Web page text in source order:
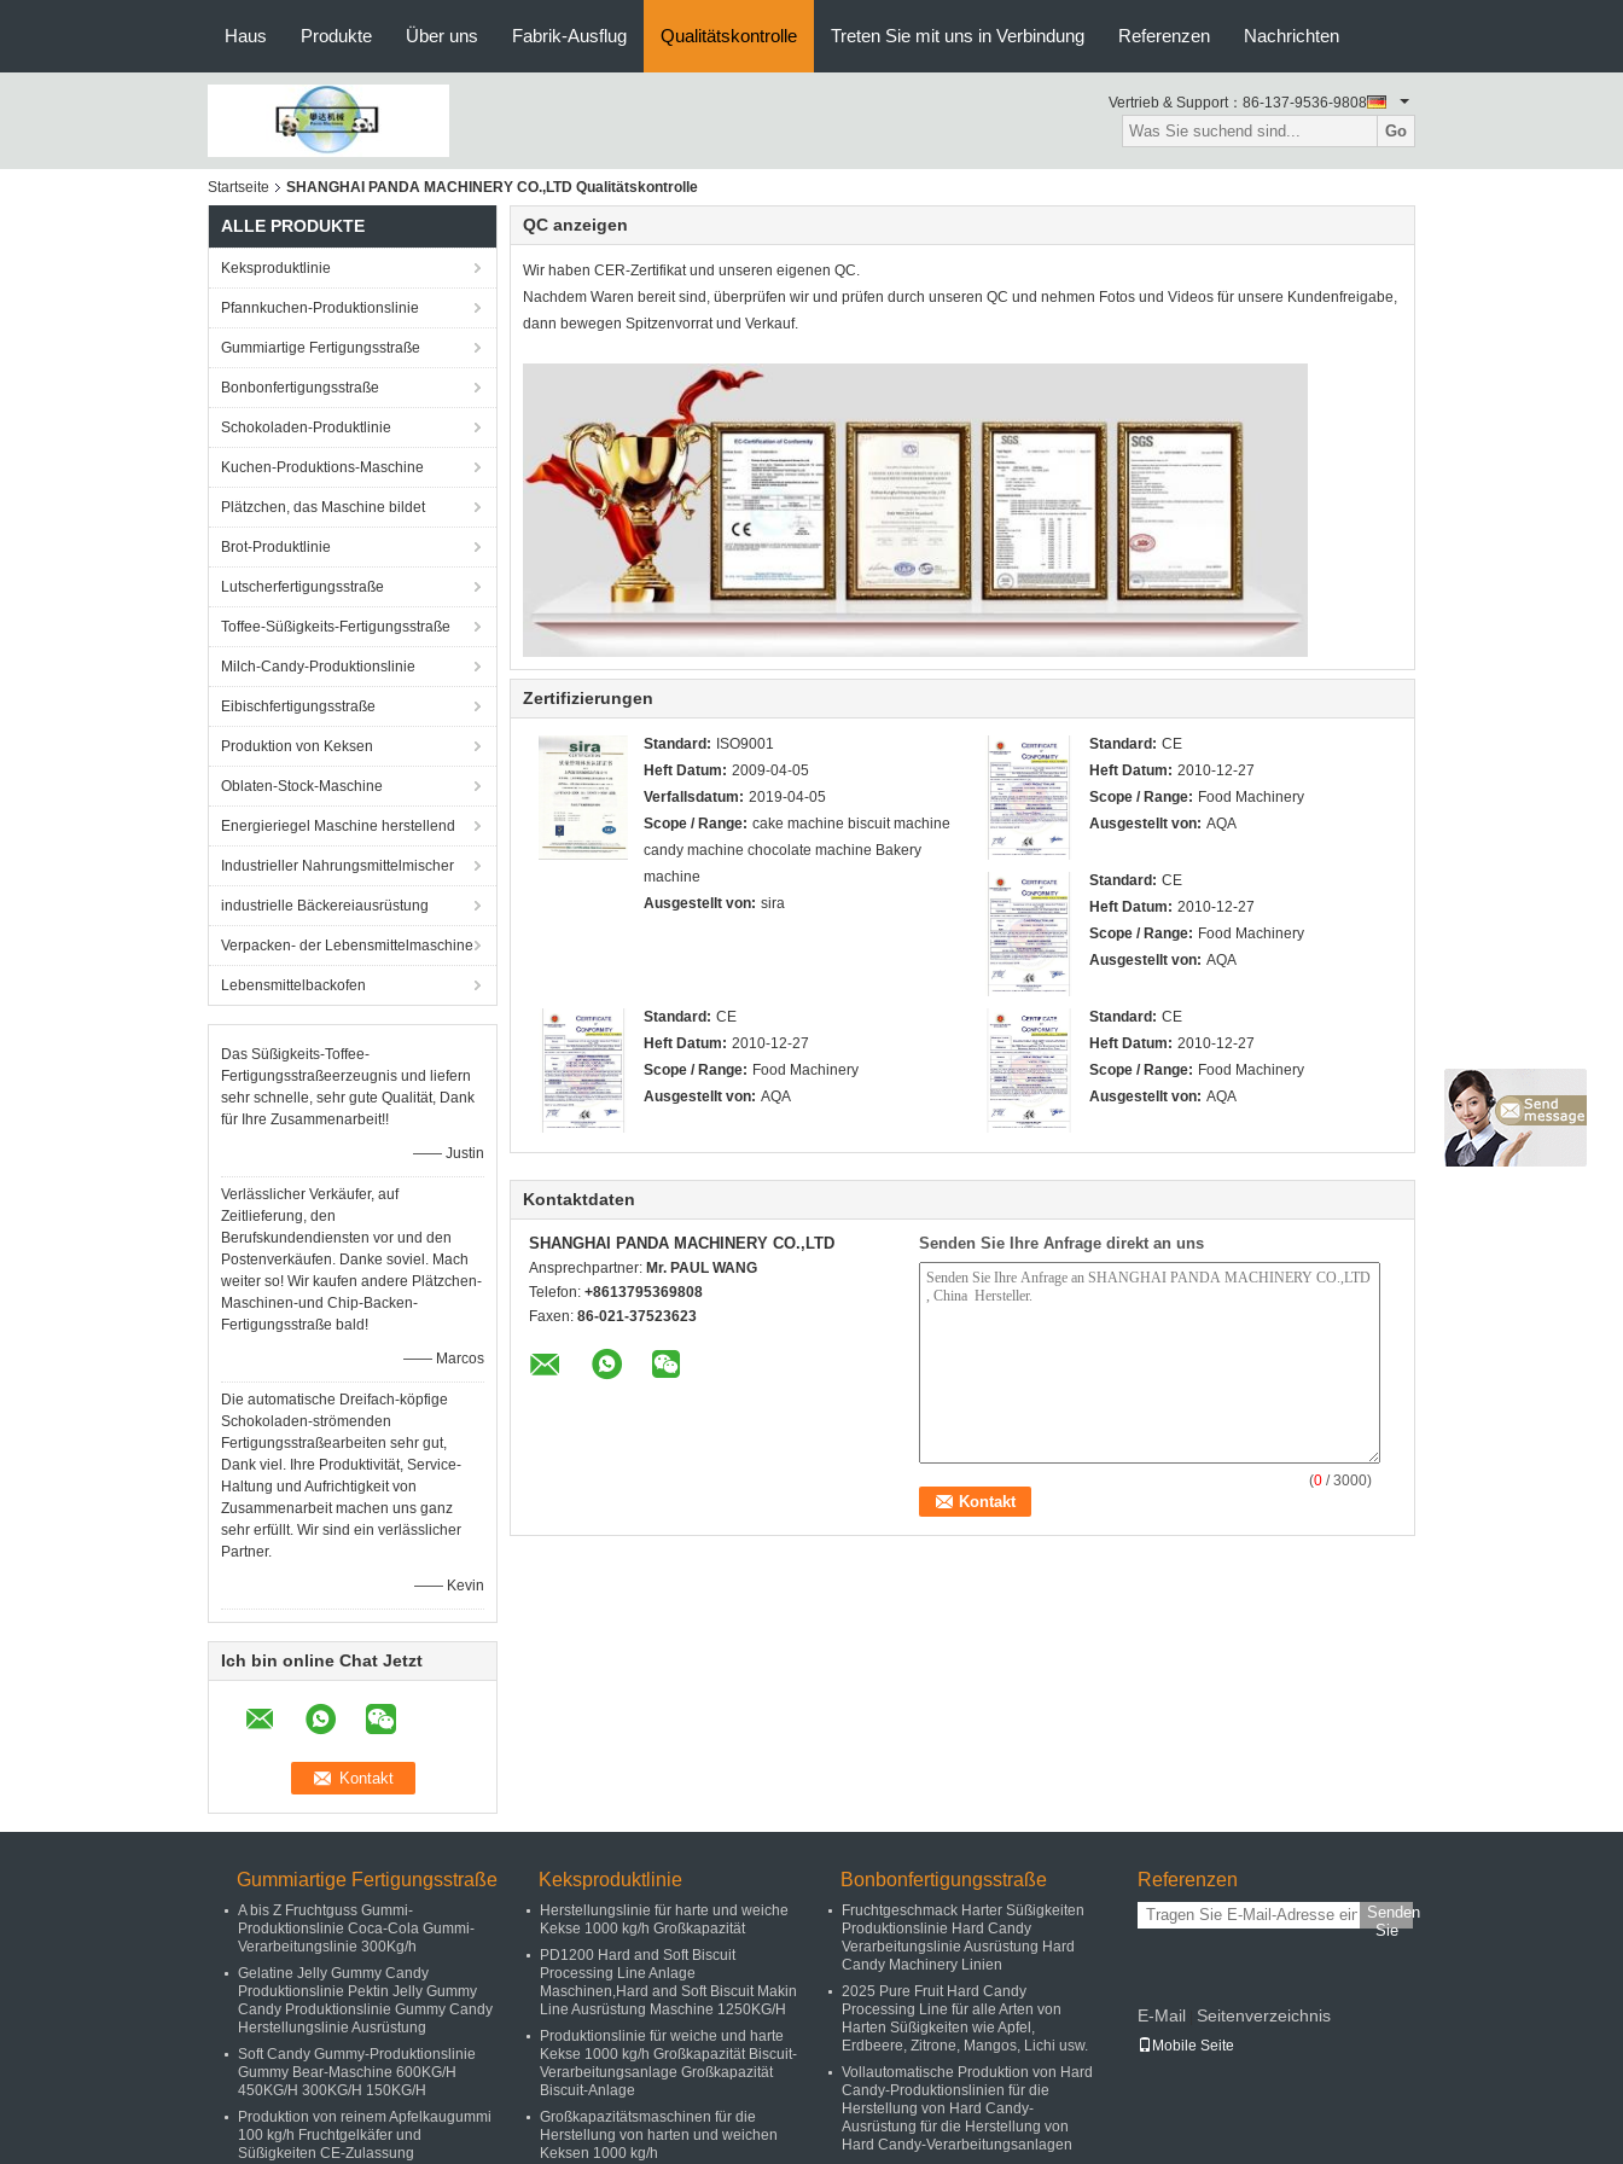
Haus Produkte Über uns Fabrik-Ausflug Qualitätskontrolle Treten Sie mit uns in Verbindung Referenzen Nachrichten
Vertrieb & Support： 86-137-9536-9808
Go
Startseite SHANGHAI PANDA MACHINERY CO.,LTD Qualitätskontrolle
ALLE PRODUKTE
Keksproduktlinie
Pfannkuchen-Produktionslinie
Gummiartige Fertigungsstraße
Bonbonfertigungsstraße
Schokoladen-Produktlinie
Kuchen-Produktions-Maschine
Plätzchen, das Maschine bildet
Brot-Produktlinie
Lutscherfertigungsstraße
Toffee-Süßigkeits-Fertigungsstraße
Milch-Candy-Produktionslinie
Eibischfertigungsstraße
Produktion von Keksen
Oblaten-Stock-Maschine
Energieriegel Maschine herstellend
Industrieller Nahrungsmittelmischer
industrielle Bäckereiausrüstung
Verpacken- der Lebensmittelmaschine
Lebensmittelbackofen
Das Süßigkeits-Toffee-
Fertigungsstraßeerzeugnis und liefern
sehr schnelle, sehr gute Qualität, Dank
für Ihre Zusammenarbeit!!
—— Justin
Verlässlicher Verkäufer, auf
Zeitlieferung, den
Berufskundendiensten vor und den
Postenverkäufen. Danke soviel. Mach
weiter so! Wir kaufen andere Plätzchen-
Maschinen-und Chip-Backen-
Fertigungsstraße bald!
—— Marcos
Die automatische Dreifach-köpfige
Schokoladen-strömenden
Fertigungsstraßearbeiten sehr gut,
Dank viel. Ihre Produktivität, Service-
Haltung und Aufrichtigkeit von
Zusammenarbeit machen uns ganz
sehr erfüllt. Wir sind ein verlässlicher
Partner.
—— Kevin
Ich bin online Chat Jetzt
QC anzeigen
Wir haben CER-Zertifikat und unseren eigenen QC.
Nachdem Waren bereit sind, überprüfen wir und prüfen durch unseren QC und nehmen Fotos und Videos für unsere Kundenfreigabe,
dann bewegen Spitzenvorrat und Verkauf.
Zertifizierungen
Standard: ISO9001
Heft Datum: 2009-04-05
Verfallsdatum: 2019-04-05
Scope / Range: cake machine biscuit machine
candy machine chocolate machine Bakery
machine
Ausgestellt von: sira
Standard: CE
Heft Datum: 2010-12-27
Scope / Range: Food Machinery
Ausgestellt von: AQA
Standard: CE
Heft Datum: 2010-12-27
Scope / Range: Food Machinery
Ausgestellt von: AQA
Standard: CE
Heft Datum: 2010-12-27
Scope / Range: Food Machinery
Ausgestellt von: AQA
Standard: CE
Heft Datum: 2010-12-27
Scope / Range: Food Machinery
Ausgestellt von: AQA
Kontaktdaten
SHANGHAI PANDA MACHINERY CO.,LTD
Ansprechpartner: Mr. PAUL WANG
Telefon: +8613795369808
Faxen: 86-021-37523623
Senden Sie Ihre Anfrage direkt an uns
(0 / 3000)
Gummiartige Fertigungsstraße
A bis Z Fruchtguss Gummi-
Produktionslinie Coca-Cola Gummi-
Verarbeitungslinie 300Kg/h
Gelatine Jelly Gummy Candy
Produktionslinie Pektin Jelly Gummy
Candy Produktionslinie Gummy Candy
Herstellungslinie Ausrüstung
Soft Candy Gummy-Produktionslinie
Gummy Bear-Maschine 600KG/H
450KG/H 300KG/H 150KG/H
Produktion von reinem Apfelkaugummi
100 kg/h Fruchtgelkäfer und
Süßigkeiten CE-Zulassung
Keksproduktlinie
Herstellungslinie für harte und weiche
Kekse 1000 kg/h Großkapazität
PD1200 Hard and Soft Biscuit
Processing Line Anlage
Maschinen,Hard and Soft Biscuit Makin
Line Ausrüstung Maschine 1250KG/H
Produktionslinie für weiche und harte
Kekse 1000 kg/h Großkapazität Biscuit-
Verarbeitungsanlage Großkapazität
Biscuit-Anlage
Großkapazitätsmaschinen für die
Herstellung von harten und weichen
Keksen 1000 kg/h
Bonbonfertigungsstraße
Fruchtgeschmack Harter Süßigkeiten
Produktionslinie Hard Candy
Verarbeitungslinie Ausrüstung Hard
Candy Machinery Linien
2025 Pure Fruit Hard Candy
Processing Line für alle Arten von
Harten Süßigkeiten wie Apfel,
Erdbeere, Zitrone, Mangos, Lichi usw.
Vollautomatische Produktion von Hard
Candy-Produktionslinien für die
Herstellung von Hard Candy-
Ausrüstung für die Herstellung von
Hard Candy-Verarbeitungsanlagen
Referenzen
Senden
Sie
E-Mail Seitenverzeichnis
Mobile Seite